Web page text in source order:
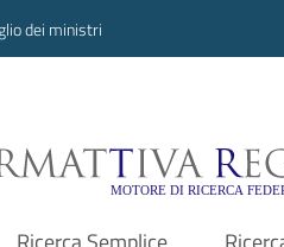
dei ministri